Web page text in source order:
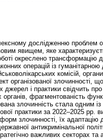
дослідженню проблем
явищем, яке
окреслено трансформацію
операцій із
комісій,
організованої злочинності,
джерел і практики свідчить
органів, фрагментованість
злочинність стала одним
практики за 2022–2025 рр.
злочинності, їх
антикримінальної
важливих секторах та